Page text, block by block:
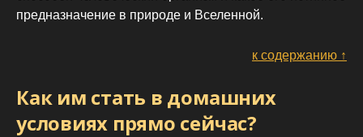
предназначение в природе и Вселенной.
к содержанию ↑
Как им стать в домашних
условиях прямо сейчас?